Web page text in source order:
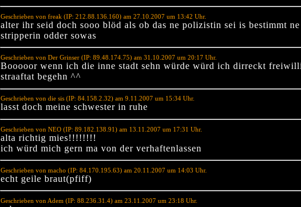
Geschrieben von freak (IP: 212.88.136.160) am 27.10.2007 um 13:42 Uhr.
alter ihr seid doch sooo blöd als ob das ne polizistin sei is bestimmt ne
stripperin odder sowas
Geschrieben von Der Grinser (IP: 89.48.174.75) am 31.10.2007 um 20:17 Uhr.
Booooor wenn ich die inne stadt sehn würde würd ich dirreckt
straaftat begehn ^^
Geschrieben von die sis (IP: 84.158.2.32) am 9.11.2007 um 15:34 Uhr.
lasst doch meine schwester in ruhe
Geschrieben von NEO (IP: 89.182.138.91) am 13.11.2007 um 17:31 Uhr.
alta richtig mies!!!!!!!!
ich würd mich gern ma von der verhaftenlassen
Geschrieben von macho (IP: 84.170.195.63) am 20.11.2007 um 14:03 Uhr.
echt geile braut(pfiff)
Geschrieben von Adem (IP: 88.236.31.4) am 23.11.2007 um 23:18 Uhr.